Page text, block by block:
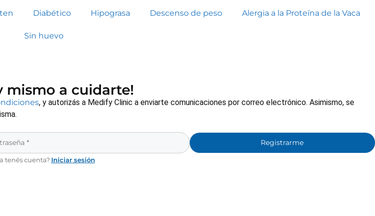
Diabético Hipograsa Descenso de peso Alergia a la Proteína de la Vaca
Sin huevo
mismo a cuidarte!
, y autorizás a Medify Clinic a enviarte comunicaciones por correo electrónico. Asimismo, se
Registrarme
tenés cuenta? Iniciar sesión